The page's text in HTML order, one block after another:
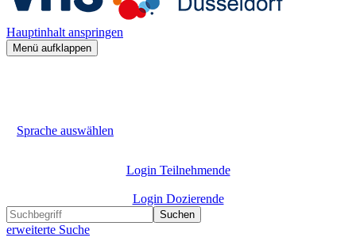
Hauptinhalt anspringen
Menü aufklappen
Sprache auswählen
Login Teilnehmende
Login Dozierende
Suchen
erweiterte Suche